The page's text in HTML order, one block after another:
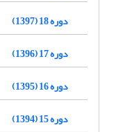
دوره 18 (1397)
دوره 17 (1396)
دوره 16 (1395)
دوره 15 (1394)